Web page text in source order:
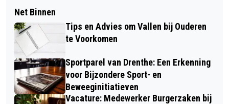
Net Binnen
Tips en Advies om Vallen bij Ouderen
te Voorkomen
Sportparel van Drenthe: Een Erkenning
voor Bijzondere Sport- en
Beweeginitiatieven
Vacature: Medewerker Burgerzaken bij